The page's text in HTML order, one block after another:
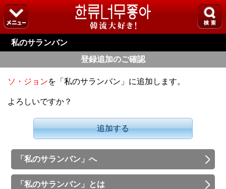
私のサランバン
登録追加のご確認
ソ・ジョンを「私のサランバン」に追加します。
よろしいですか？
追加する
「私のサランバン」へ
「私のサランバン」とは